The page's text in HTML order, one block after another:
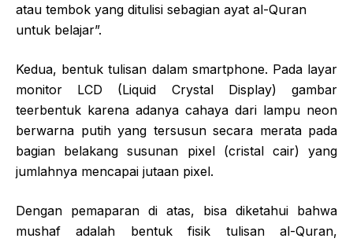
atau tembok yang ditulisi sebagian ayat al-Quran
untuk belajar”.
Kedua, bentuk tulisan dalam smartphone. Pada layar
monitor LCD (Liquid Crystal Display) gambar
teerbentuk karena adanya cahaya dari lampu neon
berwarna putih yang tersusun secara merata pada
bagian belakang susunan pixel (cristal cair) yang
jumlahnya mencapai jutaan pixel.
Dengan pemaparan di atas, bisa diketahui bahwa
mushaf adalah bentuk fisik tulisan al-Quran,